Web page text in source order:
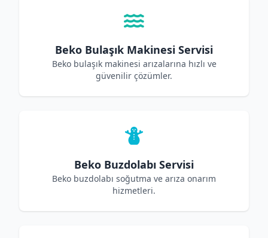
Beko Bulaşık Makinesi Servisi
Beko bulaşık makinesi arızalarına hızlı ve
güvenilir çözümler.
Beko Buzdolabı Servisi
Beko buzdolabı soğutma ve arıza onarım
hizmetleri.